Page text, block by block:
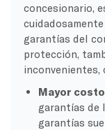
concesionario,
garantías del
protección,
inconvenientes,
Mayor
garantías de
garantías